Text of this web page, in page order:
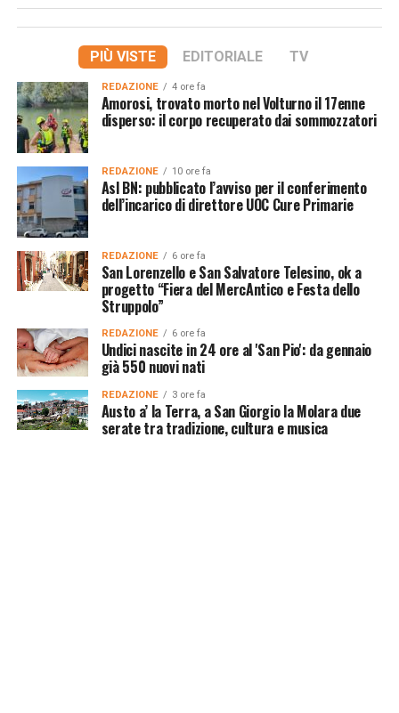
PIÙ VISTE EDITORIALE TV
REDAZIONE 4 ore fa
Amorosi, trovato morto nel Volturno il 17enne
disperso: il corpo recuperato dai sommozzatori
REDAZIONE 10 ore fa
Asl BN: pubblicato l’avviso per il conferimento
dell’incarico di direttore UOC Cure Primarie
REDAZIONE 6 ore fa
San Lorenzello e San Salvatore Telesino, ok a
progetto “Fiera del MercAntico e Festa dello
Struppolo”
REDAZIONE 6 ore fa
Undici nascite in 24 ore al 'San Pio': da gennaio
già 550 nuovi nati
REDAZIONE 3 ore fa
Austo a’ la Terra, a San Giorgio la Molara due
serate tra tradizione, cultura e musica